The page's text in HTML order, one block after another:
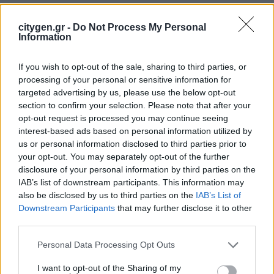
citygen.gr - Do Not Process My Personal
Information
If you wish to opt-out of the sale, sharing to third parties, or
processing of your personal or sensitive information for
targeted advertising by us, please use the below opt-out
section to confirm your selection. Please note that after your
opt-out request is processed you may continue seeing
interest-based ads based on personal information utilized by
us or personal information disclosed to third parties prior to
your opt-out. You may separately opt-out of the further
disclosure of your personal information by third parties on the
IAB’s list of downstream participants. This information may
also be disclosed by us to third parties on the IAB’s List of
Downstream Participants that may further disclose it to other
Personal Data Processing Opt Outs
I want to opt-out of the Sharing of my
Τον Δήμο Θεσσαλονίκη και τον Δήμαρχο Στέλιο
Αγγελούδη, εκπροσώπησε ο
Αντιδήμαρχος Ψηφιακής
Πολιτικής, Ηλεκτρονικής Διακυβέρνησης, Διοικητικής
δηλώσεις του τόνισε: «Αποτελεί χαρά και τιμή για το
Δήμο Θεσσαλονίκης, η απονομή της κορυφαίας διάκρισης
στον τομέα της ψηφιακής πολιτικής και της ηλεκτρονικής
διακυβέρνησης. Μια βράβευση που αναγνωρίζει την
προσπάθεια που καταβάλλουμε για την εξέλιξη της
Θεσσαλονίκης, σε “έξυπνη πόλη”. Ο εκσυγχρονισμός,
τόσο της εσωτερικής λειτουργίας των υπηρεσιών όσο και
των εφαρμογών που αφορούν του πολίτες, αποτελούσε
προτεραιότητα για τον Δήμαρχο, δεν έχουμε αποκλίνει
ούτε μέρα από τον σχεδιασμό μας για να φτάσουμε στην
επίτευξη του στόχου μας. Θα εξακολουθήσουμε να
εργαζόμαστε σε αυτή την κατεύθυνση, για να
απλουστεύσουμε τις εσωτερικές διαδικασίες λειτουργίας
του Δήμου και να κάνουμε ευκολότερη την
καθημερινότητα των πολιτών».